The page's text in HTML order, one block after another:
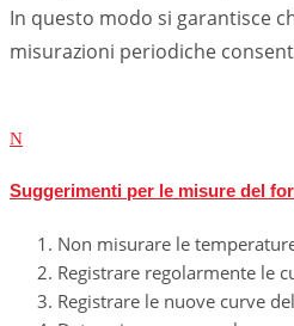
In questo modo si garantisce
misurazioni periodiche
N
Suggerimenti per le misure del
Non misurare le
Registrare regolarmente le
Registrare le nuove curve